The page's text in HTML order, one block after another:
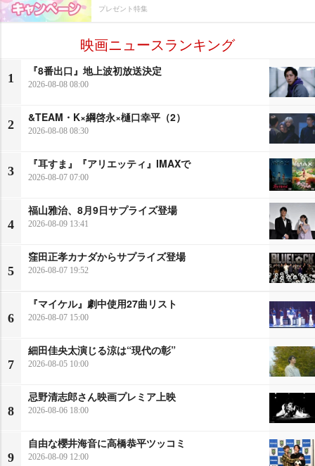
プレゼント特集
映画ニュースランキング
1
『8番出口』地上波初放送決定
2026-08-08 08:00
2
&TEAM・K×綱啓永×樋口幸平（2）
2026-08-08 08:30
3
『耳すま』『アリエッティ』IMAXで
2026-08-07 07:00
4
福山雅治、8月9日サプライズ登場
2026-08-09 13:41
5
窪田正孝カナダからサプライズ登場
2026-08-07 19:52
6
『マイケル』劇中使用27曲リスト
2026-08-07 15:00
7
細田佳央太演じる涼は“現代の彰”
2026-08-05 10:00
8
忌野清志郎さん映画プレミア上映
2026-08-06 18:00
9
自由な櫻井海音に高橋恭平ツッコミ
2026-08-09 12:00